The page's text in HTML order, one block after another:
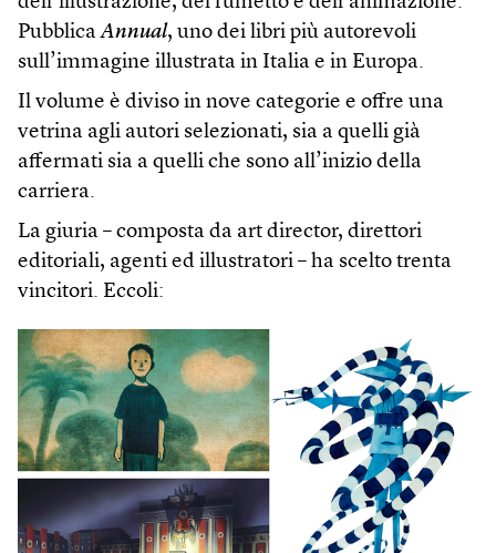
PubblicaAnnual, uno dei libri più autorevoli
sull’immagine illustrata in Italia e in Europa.
Il volume è diviso in nove categorie e offre una
vetrina agli autori selezionati, sia a quelli già
affermati sia a quelli che sono all’inizio della
carriera.
La giuria – composta da art director, direttori
editoriali, agenti ed illustratori – ha scelto trenta
vincitori. Eccoli: